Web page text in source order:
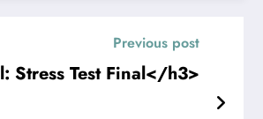
Previous post
Stress Test Final</h3>